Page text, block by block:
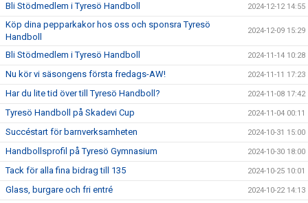
Bli Stödmedlem i Tyresö Handboll 2024-12-12 14:55
Köp dina pepparkakor hos oss och sponsra Tyresö
Handboll
2024-12-09 15:29
Bli Stödmedlem i Tyresö Handboll 2024-11-14 10:28
Nu kör vi säsongens första fredags-AW! 2024-11-11 17:23
Har du lite tid över till Tyresö Handboll? 2024-11-08 17:42
Tyresö Handboll på Skadevi Cup 2024-11-04 00:11
Succéstart för barnverksamheten 2024-10-31 15:00
Handbollsprofil på Tyresö Gymnasium 2024-10-30 18:00
Tack för alla fina bidrag till 135 2024-10-25 10:01
Glass, burgare och fri entré 2024-10-22 14:13